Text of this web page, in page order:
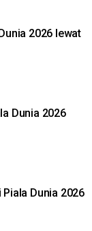
2026 lewat
Dunia 2026
Dunia 2026